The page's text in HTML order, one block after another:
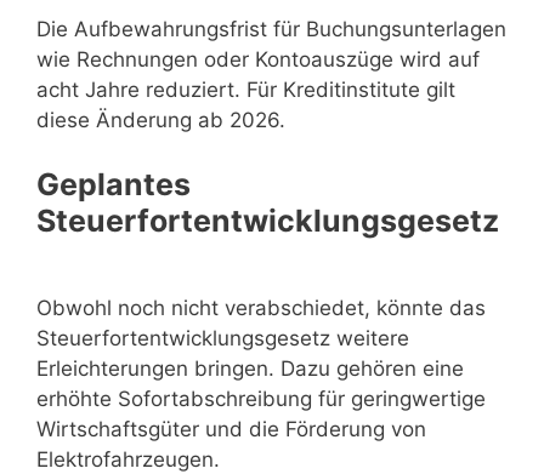
Die Aufbewahrungsfrist für Buchungsunterlagen
wie Rechnungen oder Kontoauszüge wird auf
acht Jahre reduziert. Für Kreditinstitute gilt
diese Änderung ab 2026.
Geplantes
Steuerfortentwicklungsgesetz
Obwohl noch nicht verabschiedet, könnte das
Steuerfortentwicklungsgesetz weitere
Erleichterungen bringen. Dazu gehören eine
erhöhte Sofortabschreibung für geringwertige
Wirtschaftsgüter und die Förderung von
Elektrofahrzeugen.